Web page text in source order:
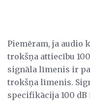
Piemēram, ja audio
trokšņa attiecību
signāla līmenis ir
trokšņa līmenis.
specifikācija 100